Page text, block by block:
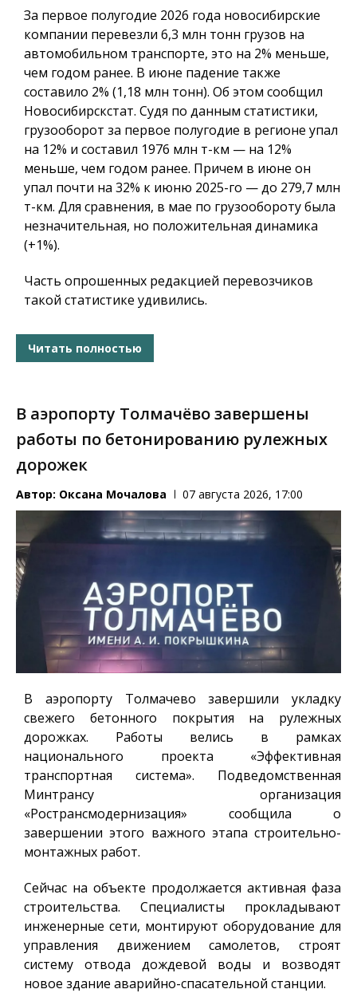
За первое полугодие 2026 года новосибирские
компании перевезли 6,3 млн тонн грузов на
автомобильном транспорте, это на 2% меньше,
чем годом ранее. В июне падение также
составило 2% (1,18 млн тонн). Об этом сообщил
Новосибирскстат. Судя по данным статистики,
грузооборот за первое полугодие в регионе упал
на 12% и составил 1976 млн т-км — на 12%
меньше, чем годом ранее. Причем в июне он
упал почти на 32% к июню 2025-го — до 279,7 млн
т-км. Для сравнения, в мае по грузообороту была
незначительная, но положительная динамика
(+1%).
Часть опрошенных редакцией перевозчиков
такой статистике удивились.
Читать полностью
В аэропорту Толмачёво завершены
работы по бетонированию рулежных
дорожек
Автор: Оксана Мочалова 07 августа 2026, 17:00
В аэропорту Толмачево завершили укладку
свежего бетонного покрытия на рулежных
дорожках. Работы велись в рамках
национального проекта «Эффективная
транспортная система». Подведомственная
Минтрансу организация
«Ространсмодернизация» сообщила о
завершении этого важного этапа строительно-
монтажных работ.
Сейчас на объекте продолжается активная фаза
строительства. Специалисты прокладывают
инженерные сети, монтируют оборудование для
управления движением самолетов, строят
систему отвода дождевой воды и возводят
новое здание аварийно-спасательной станции.